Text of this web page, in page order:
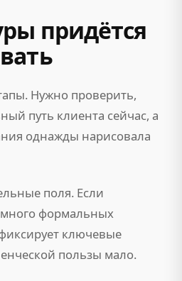
придётся
Нужно проверить,
путь клиента сейчас, а
однажды нарисовала
поля. Если
формальных
ключевые
пользы мало.